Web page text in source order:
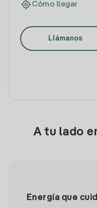
Cómo llegar
Llámanos
A tu lado
Energía que